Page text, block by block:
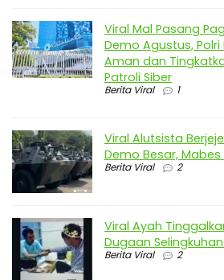
Viral Mal Pasang
Demo Agustus, Polri
Aman dan
Patroli Siber
Berita Viral 1
Viral Alutsista
Demo Besar, Mabes
Berita Viral 2
Viral Ayah
Dugaan
Berita Viral 2